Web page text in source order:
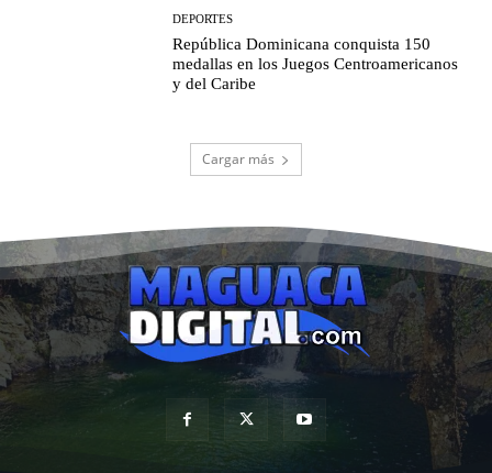
DEPORTES
República Dominicana conquista 150
medallas en los Juegos Centroamericanos
y del Caribe
Cargar más